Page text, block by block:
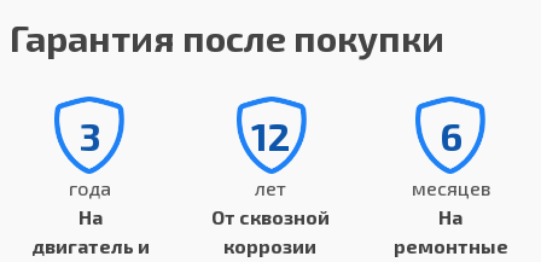
Гарантия после покупки
3
года
На
двигатель и
12
лет
От сквозной
коррозии
6
месяцев
На
ремонтные